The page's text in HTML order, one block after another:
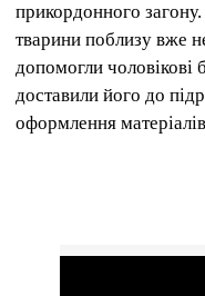
прикордонного
тварини поблизу вже
допомогли чоловікові
доставили його до
оформлення